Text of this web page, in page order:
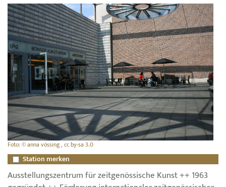
Foto: © anna vössing , cc by-sa 3.0
Station merken
Ausstellungszentrum für zeitgenössische Kunst ++ 1963